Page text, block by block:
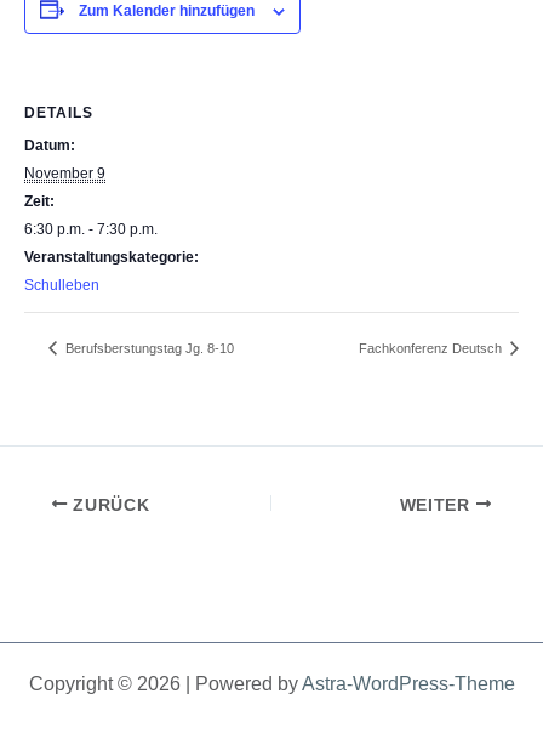
Zum Kalender hinzufügen
DETAILS
Datum:
November 9
Zeit:
6:30 p.m. - 7:30 p.m.
Veranstaltungskategorie:
Schulleben
Berufsberstungstag Jg. 8-10 Fachkonferenz Deutsch
ZURÜCK WEITER
Copyright © 2026 | Powered byAstra-WordPress-Theme